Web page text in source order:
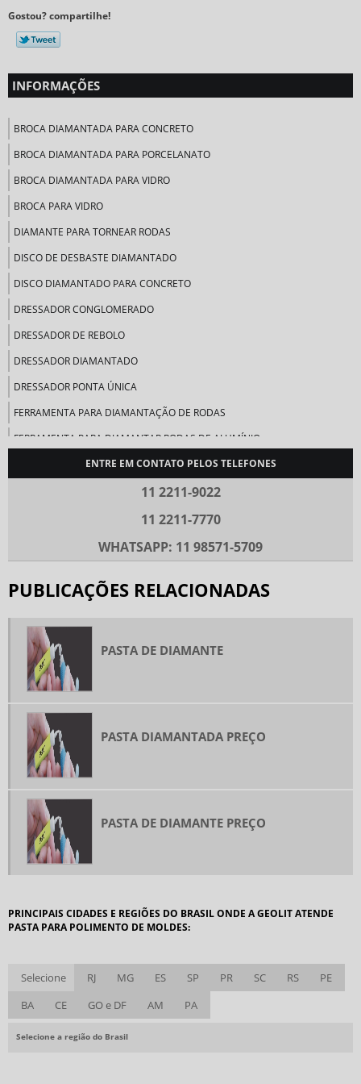
Gostou? compartilhe!
INFORMAÇÕES
BROCA DIAMANTADA PARA CONCRETO
BROCA DIAMANTADA PARA PORCELANATO
BROCA DIAMANTADA PARA VIDRO
BROCA PARA VIDRO
DIAMANTE PARA TORNEAR RODAS
DISCO DE DESBASTE DIAMANTADO
DISCO DIAMANTADO PARA CONCRETO
DRESSADOR CONGLOMERADO
DRESSADOR DE REBOLO
DRESSADOR DIAMANTADO
DRESSADOR PONTA ÚNICA
FERRAMENTA PARA DIAMANTAÇÃO DE RODAS
FERRAMENTA PARA DIAMANTAR RODAS DE ALUMÍNIO
FERRAMENTAS DIAMANTADAS
FERRAMENTAS DIAMANTADAS USINAGEM
FERRAMENTAS ELETROLÍTICAS
FERRAMENTAS PARA DIAMANTAR RODAS
PASTA DE DIAMANTE
PASTA DIAMANTADA PREÇO
PASTA PARA LAPIDAÇÃO
PASTA PARA POLIMENTO
PÓ DE DIAMANTE PARA POLIMENTO
PONTEIRA DE DIAMANTE PARA PEELING
REBOLO DIAMANTADO PARA AFIAR
REBOLO DIAMANTADO PREÇO
RETIFICADOR DE REBOLO
SERRA COPO DIAMANTADA PARA CONCRETO
BROCA DIAMANTADA PARA PORCELANATO PREÇO
DISCO DE DESBASTE PARA CONCRETO
DISCO DE DESBASTE PREÇO
DISCO DIAMANTADO
ENTRE EM CONTATO PELOS TELEFONES
11 2211-9022
11 2211-7770
WHATSAPP: 11 98571-5709
PUBLICAÇÕES RELACIONADAS
PASTA DE DIAMANTE
PASTA DIAMANTADA PREÇO
PASTA DE DIAMANTE PREÇO
PRINCIPAIS CIDADES E REGIÕES DO BRASIL ONDE A GEOLIT ATENDE
PASTA PARA POLIMENTO DE MOLDES:
Selecione RJ MG ES SP PR SC RS
PE
BA
CE GO e DF AM PA
Selecione a região do Brasil